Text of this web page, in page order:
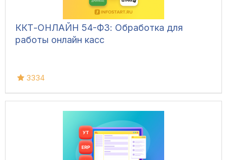
ККТ-ОНЛАЙН 54-ФЗ: Обработка для
работы онлайн касс
3334